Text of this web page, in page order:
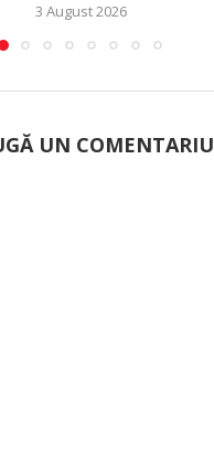
3 August 2026
UN COMENTARIU